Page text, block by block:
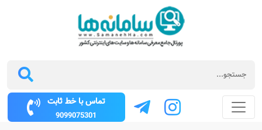
تماس با خط ثابت
9099075301